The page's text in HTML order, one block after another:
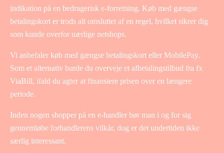
indikation på en bedragerisk e-forretning. Køb med gængse
betalingskort er trods alt omsluttet af en regel, hvilket sikrer dig
som kunde overfor uærlige netshops.
Vi anbefaler køb med gængse betalingskort eller MobilePay.
Som et alternativ burde du overveje et afbetalingstilbud fra fx
ViaBill, ifald du agter at finansiere prisen over en længere
periode.
Inden nogen shopper på en e-handler bør man i og for sig
gennemløbe forhandlerens vilkår, dog er det undertiden ikke
særlig interessant.